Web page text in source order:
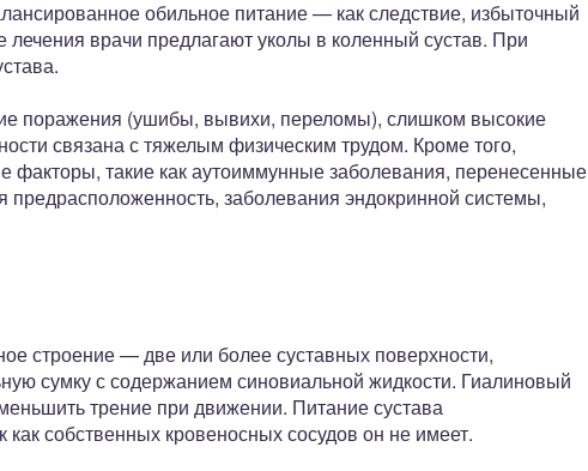
обильное питание — как следствие, избыточный
лечения врачи предлагают уколы в коленный сустав. При
поражения (ушибы, вывихи, переломы), слишком высокие
связана с тяжелым физическим трудом. Кроме того,
факторы, такие как аутоиммунные заболевания, перенесенные
заболевания эндокринной системы,
строение — две или более суставных поверхности,
сумку с содержанием синовиальной жидкости. Гиалиновый
трение при движении. Питание сустава
собственных кровеносных сосудов он не имеет.